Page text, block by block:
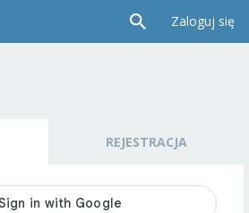
Zaloguj się
REJESTRACJA